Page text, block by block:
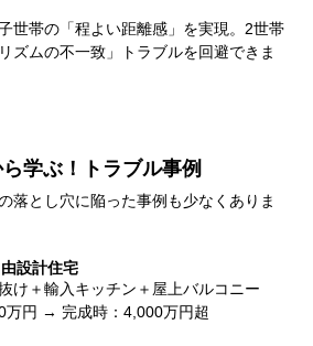
世帯の「程よい距離感」を実現。2世帯
ズムの不一致」トラブルを回避できま
学ぶ！トラブル事例
落とし穴に陥った事例も少なくありま
設計住宅
け＋輸入キッチン＋屋上バルコニー
万円 → 完成時：4,000万円超